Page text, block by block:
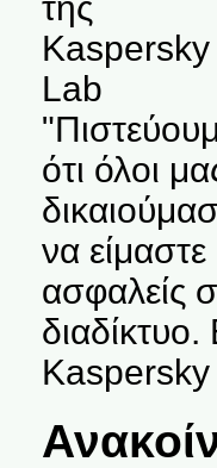
Kaspersky
Lab
ότι όλοι
να είμαστε
ασφαλείς
Kaspersky